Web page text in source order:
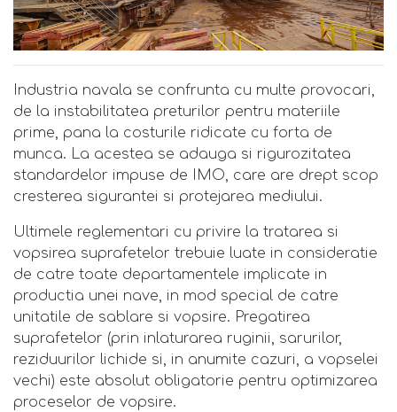
Industria navala se confrunta cu multe provocari,
de la instabilitatea preturilor pentru materiile
prime, pana la costurile ridicate cu forta de
munca. La acestea se adauga si rigurozitatea
standardelor impuse de IMO, care are drept scop
cresterea sigurantei si protejarea mediului.
Ultimele reglementari cu privire la tratarea si
vopsirea suprafetelor trebuie luate in consideratie
de catre toate departamentele implicate in
productia unei nave, in mod special de catre
unitatile de sablare si vopsire. Pregatirea
suprafetelor (prin inlaturarea ruginii, sarurilor,
reziduurilor lichide si, in anumite cazuri, a vopselei
vechi) este absolut obligatorie pentru optimizarea
proceselor de vopsire.